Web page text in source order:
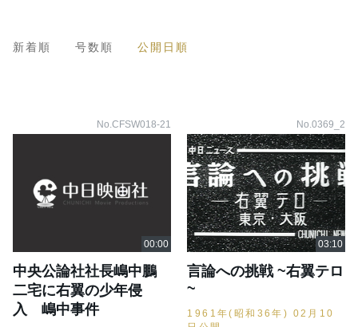
新着順 号数順 公開日順
No.CFSW018-21
中央公論社社長嶋中鵬
二宅に右翼の少年侵
入 嶋中事件
No.0369_2
言論への挑戦 ~右翼テロ
~
1961年(昭和36年) 02月10